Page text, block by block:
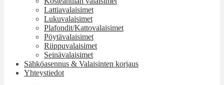
Lattiavalaisimet
Lukuvalaisimet
Plafondit/Kattovalaisimet
Pöytävalaisimet
Riippuvalaisimet
Seinävalaisimet
Sähköasennus & Valaisinten korjaus
Yhteystiedot